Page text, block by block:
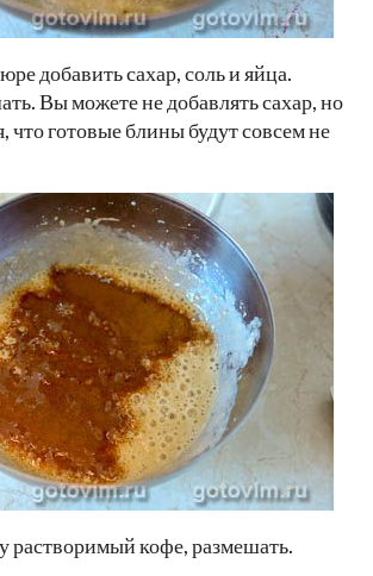
добавить сахар, соль и яйца.
Вы можете не добавлять сахар, но
что готовые блины будут совсем не
растворимый кофе, размешать.